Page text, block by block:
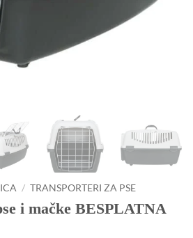
/ TRANSPORTERI ZA PSE
i mačke BESPLATNA